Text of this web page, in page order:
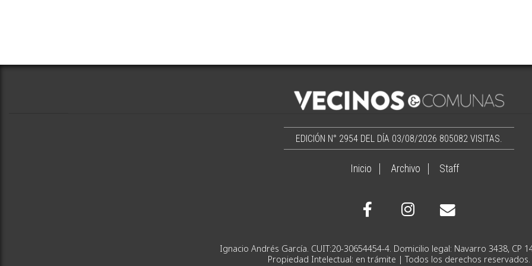
EDICIÓN N° 2954 DEL DÍA 03/08/2026 805082 VISITAS.
Inicio Archivo Staff
Ignacio Andrés García. CUIT:20-30654454-4. Domicilio
Propiedad Intelectual: en trámite | Todos los derechos reservados.